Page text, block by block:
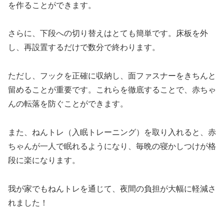
を作ることができます。
さらに、下段への切り替えはとても簡単です。床板を外
し、再設置するだけで数分で終わります。
ただし、フックを正確に収納し、面ファスナーをきちんと
留めることが重要です。これらを徹底することで、赤ちゃ
んの転落を防ぐことができます。
また、ねんトレ（入眠トレーニング）を取り入れると、赤
ちゃんが一人で眠れるようになり、毎晩の寝かしつけが格
段に楽になります。
我が家でもねんトレを通じて、夜間の負担が大幅に軽減さ
れました！